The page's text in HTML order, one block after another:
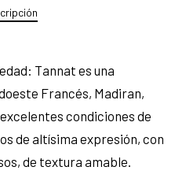
Tannat es una
Francés, Madiran,
condiciones de
de altísima expresión, con
de textura amable.